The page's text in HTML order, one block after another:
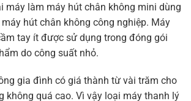
máy làm máy hút chân không mini dùng
hút chân không công nghiệp. Máy
tay ít được sử dụng trong đóng gói
do công suất nhỏ.
gia đình có giá thành từ vài trăm cho
không quá cao. Vì vậy loại máy thanh lý